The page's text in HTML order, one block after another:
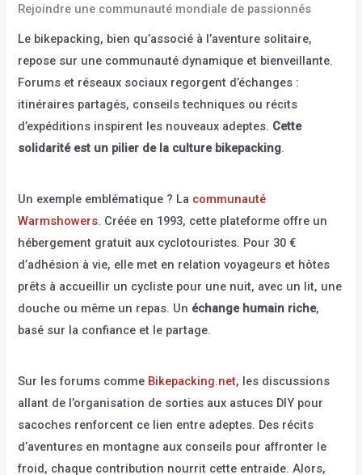
Rejoindre une communauté mondiale de passionnés
Le bikepacking, bien qu’associé à l’aventure solitaire,
repose sur une communauté dynamique et bienveillante.
Forums et réseaux sociaux regorgent d’échanges :
itinéraires partagés, conseils techniques ou récits
d’expéditions inspirent les nouveaux adeptes. Cette
solidarité est un pilier de la culture bikepacking.
Un exemple emblématique ? La communauté
Warmshowers. Créée en 1993, cette plateforme offre un
hébergement gratuit aux cyclotouristes. Pour 30 €
d’adhésion à vie, elle met en relation voyageurs et hôtes
prêts à accueillir un cycliste pour une nuit, avec un lit, une
douche ou même un repas. Un échange humain riche,
basé sur la confiance et le partage.
Sur les forums comme Bikepacking.net, les discussions
allant de l’organisation de sorties aux astuces DIY pour
sacoches renforcent ce lien entre adeptes. Des récits
d’aventures en montagne aux conseils pour affronter le
froid, chaque contribution nourrit cette entraide. Alors,